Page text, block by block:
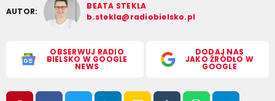
AUTOR:
BEATA STEKLA
b.stekla@radiobielsko.pl
OBSERWUJ RADIO
BIELSKO W GOOGLE
NEWS
DODAJ NAS
JAKO ŹRÓDŁO W
GOOGLE